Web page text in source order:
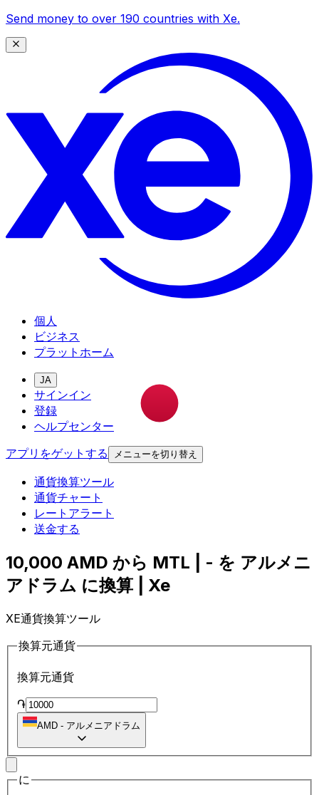
Send money to over 190 countries with Xe.
個人
ビジネス
プラットホーム
JA
サインイン
登録
ヘルプセンター
アプリをゲットする
メニューを切り替え
通貨換算ツール
通貨チャート
レートアラート
送金する
10,000 AMD から MTL | - を アルメニ
アドラム に換算 | Xe
XE通貨換算ツール
換算元通貨
換算元通貨
֏
AMD - アルメニアドラム
に